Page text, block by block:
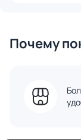
Почему